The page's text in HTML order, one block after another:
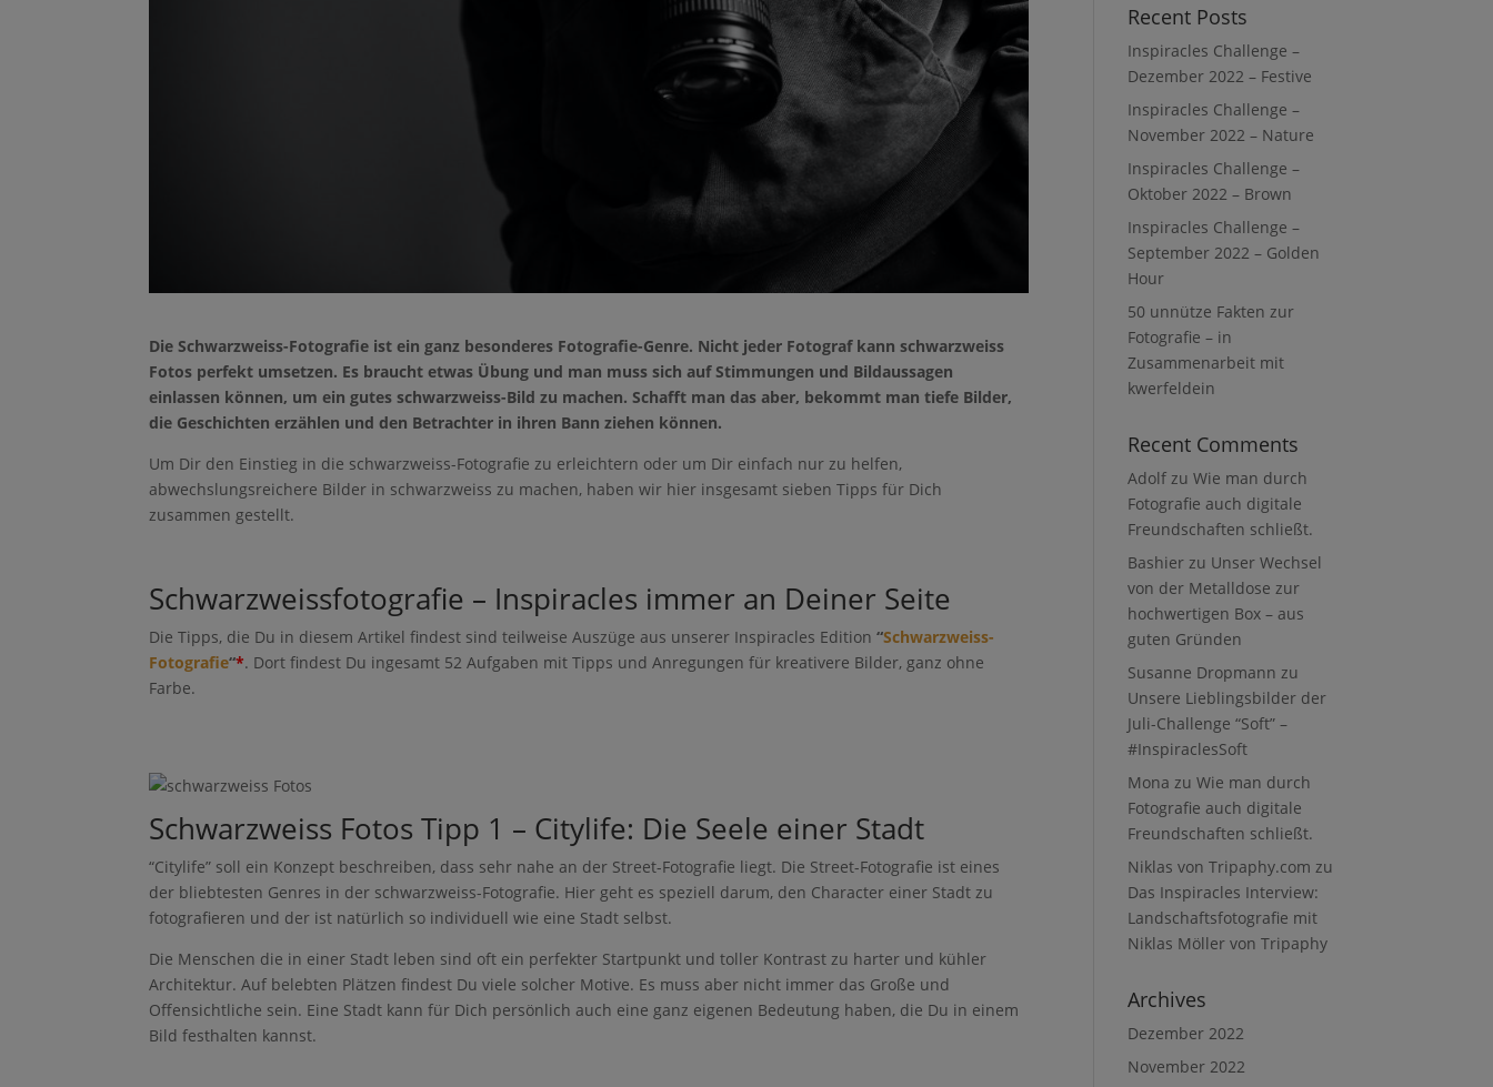
Die Schwarzweiss-Fotografie ist ein ganz besonderes Fotografie-Genre. Nicht jeder Fotograf kann schwarzweiss
Fotos perfekt umsetzen. Es braucht etwas Übung und man muss sich auf Stimmungen und Bildaussagen
einlassen können, um ein gutes schwarzweiss-Bild zu machen. Schafft man das aber, bekommt man tiefe Bilder,
die Geschichten erzählen und den Betrachter in ihren Bann ziehen können.
Um Dir den Einstieg in die schwarzweiss-Fotografie zu erleichtern oder um Dir einfach nur zu helfen,
abwechslungsreichere Bilder in schwarzweiss zu machen, haben wir hier insgesamt sieben Tipps für Dich
zusammen gestellt.
Schwarzweissfotografie – Inspiracles immer an Deiner Seite
Die Tipps, die Du in diesem Artikel findest sind teilweise Auszüge aus unserer Inspiracles Edition“Schwarzweiss-
Fotografie“*. Dort findest Du ingesamt 52 Aufgaben mit Tipps und Anregungen für kreativere Bilder, ganz ohne
Farbe.
est
Faceb
ook
Schwarzweiss Fotos Tipp 1 – Citylife: Die Seele einer Stadt
“Citylife” soll ein Konzept beschreiben, dass sehr nahe an der Street-Fotografie liegt. Die Street-Fotografie ist eines
der bliebtesten Genres in der schwarzweiss-Fotografie. Hier geht es speziell darum, den Character einer Stadt zu
fotografieren und der ist natürlich so individuell wie eine Stadt selbst.
Die Menschen die in einer Stadt leben sind oft ein perfekter Startpunkt und toller Kontrast zu harter und kühler
Architektur. Auf belebten Plätzen findest Du viele solcher Motive. Es muss aber nicht immer das Große und
Offensichtliche sein. Eine Stadt kann für Dich persönlich auch eine ganz eigenen Bedeutung haben, die Du in einem
Bild festhalten kannst.
Recent Posts
Inspiracles Challenge –
Dezember 2022 – Festive
Inspiracles Challenge –
November 2022 – Nature
Inspiracles Challenge –
Oktober 2022 – Brown
Inspiracles Challenge –
September 2022 – Golden
Hour
50 unnütze Fakten zur
Fotografie – in
Zusammenarbeit mit
kwerfeldein
Recent Comments
Adolf zuWie man durch
Fotografie auch digitale
Freundschaften schließt.
Bashier zu Unser Wechsel
von der Metalldose zur
hochwertigen Box – aus
guten Gründen
Susanne Dropmann zu
Unsere Lieblingsbilder der
Juli-Challenge “Soft” –
#InspiraclesSoft
Mona zuWie man durch
Fotografie auch digitale
Freundschaften schließt.
Niklas von Tripaphy.com zu
Das Inspiracles Interview:
Landschaftsfotografie mit
Niklas Möller von Tripaphy
Archives
Dezember 2022
November 2022